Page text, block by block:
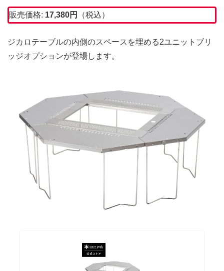
販売価格: 17,380円 （税込）
ジカロテーブルの内側のスペースを埋める2ユニットブリ
ッジオプションが登場します。